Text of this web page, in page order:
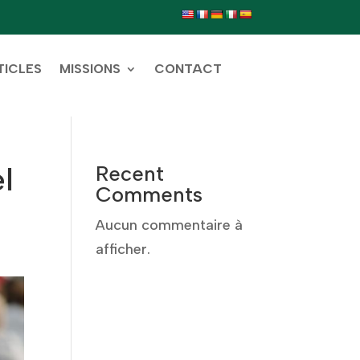
MISSIONS CONTACT
Recent
Comments
Aucun commentaire à
afficher.